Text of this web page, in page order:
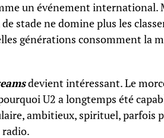
un événement international.
stade ne domine plus les
générations consomment la
devient intéressant. Le
U2 a longtemps été
ambitieux, spirituel, parfois
radio.